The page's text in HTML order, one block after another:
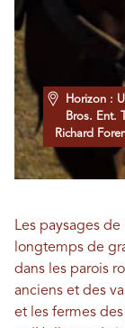
Horizon :
Bros. Ent.
Richard
Les paysages
longtemps de
dans les parois
anciens et des
et les fermes